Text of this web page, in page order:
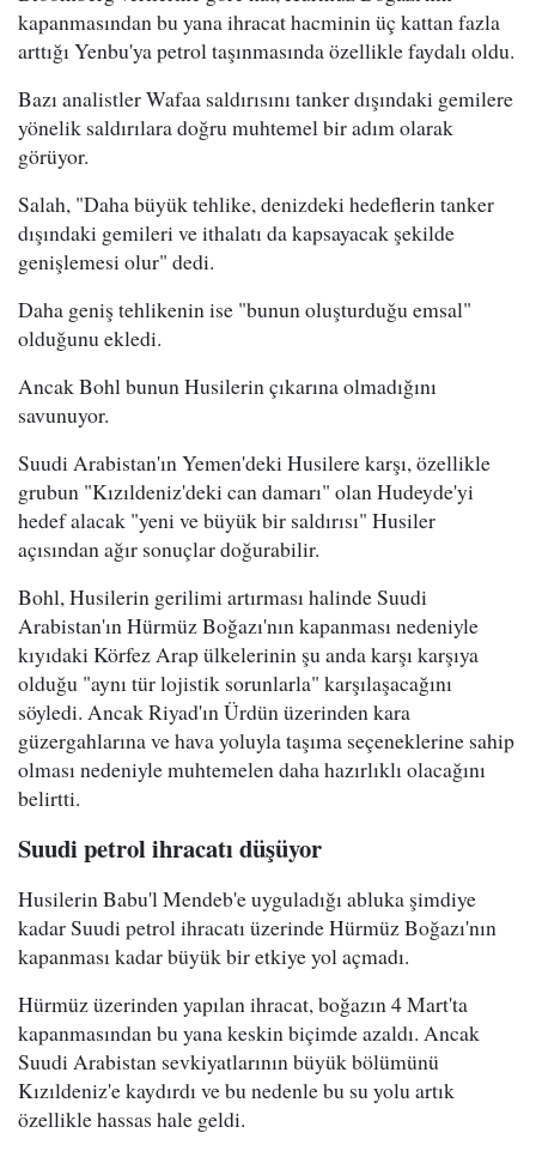
kapanmasından bu yana ihracat hacminin üç kattan fazla
arttığı Yenbu'ya petrol taşınmasında özellikle faydalı oldu.
Bazı analistler Wafaa saldırısını tanker dışındaki gemilere
yönelik saldırılara doğru muhtemel bir adım olarak
görüyor.
Salah, "Daha büyük tehlike, denizdeki hedeflerin tanker
dışındaki gemileri ve ithalatı da kapsayacak şekilde
genişlemesi olur" dedi.
Daha geniş tehlikenin ise "bunun oluşturduğu emsal"
olduğunu ekledi.
Ancak Bohl bunun Husilerin çıkarına olmadığını
savunuyor.
Suudi Arabistan'ın Yemen'deki Husilere karşı, özellikle
grubun "Kızıldeniz'deki can damarı" olan Hudeyde'yi
hedef alacak "yeni ve büyük bir saldırısı" Husiler
açısından ağır sonuçlar doğurabilir.
Bohl, Husilerin gerilimi artırması halinde Suudi
Arabistan'ın Hürmüz Boğazı'nın kapanması nedeniyle
kıyıdaki Körfez Arap ülkelerinin şu anda karşı karşıya
olduğu "aynı tür lojistik sorunlarla" karşılaşacağını
söyledi. Ancak Riyad'ın Ürdün üzerinden kara
güzergahlarına ve hava yoluyla taşıma seçeneklerine sahip
olması nedeniyle muhtemelen daha hazırlıklı olacağını
belirtti.
Suudi petrol ihracatı düşüyor
Husilerin Babu'l Mendeb'e uyguladığı abluka şimdiye
kadar Suudi petrol ihracatı üzerinde Hürmüz Boğazı'nın
kapanması kadar büyük bir etkiye yol açmadı.
Hürmüz üzerinden yapılan ihracat, boğazın 4 Mart'ta
kapanmasından bu yana keskin biçimde azaldı. Ancak
Suudi Arabistan sevkiyatlarının büyük bölümünü
Kızıldeniz'e kaydırdı ve bu nedenle bu su yolu artık
özellikle hassas hale geldi.